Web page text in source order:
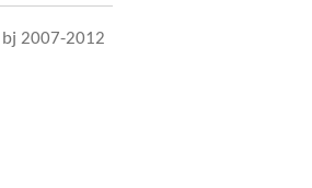
2007-2012